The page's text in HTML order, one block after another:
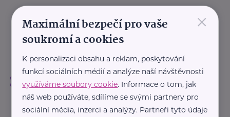
×
Maximální bezpečí pro vaše
soukromí a cookies
K personalizaci obsahu a reklam, poskytování
funkcí sociálních médií a analýze naší návštěvnosti
využíváme soubory cookie. Informace o tom, jak
náš web používáte, sdílíme se svými partnery pro
sociální média, inzerci a analýzy. Partneři tyto údaje